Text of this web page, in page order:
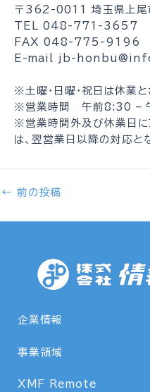
〒362-0011 埼玉県上
TEL 048-771-3657
FAX 048-775-9196
E-mail jb-
※土曜・日曜・祝日は休業と
※営業時間 午前8:30 –
※営業時間外及び休業日に
は、翌営業日以降の対応と
← 前の投稿
企業情報
事業領域
XMF Remote